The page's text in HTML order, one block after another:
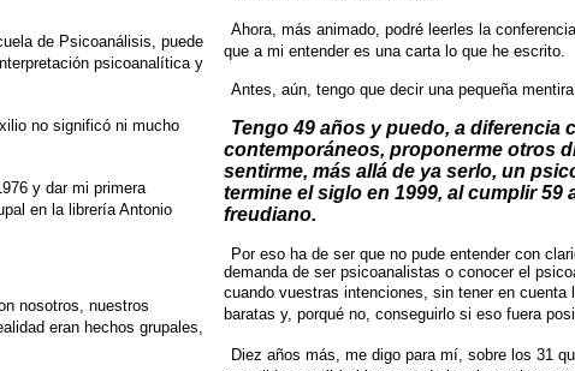
de Psicoanálisis, puede
psicoanalítica y
no significó ni mucho
y dar mi primera
en la librería Antonio
nosotros, nuestros
eran hechos grupales,
Ahora, más animado, podré leerles la
que a mi entender es una carta lo que he escrito.
Antes, aún, tengo que decir una pequeña
Tengo 49 años y puedo, a diferencia
contemporáneos, proponerme otros
sentirme, más allá de ya serlo, un
termine el siglo en 1999, al cumplir 59
freudiano.
Por eso ha de ser que no pude entender con
demanda de ser psicoanalistas o conocer el
cuando vuestras intenciones, sin tener en cuenta
baratas y, porqué no, conseguirlo si eso fuera
Diez años más, me digo para mí, sobre los 31